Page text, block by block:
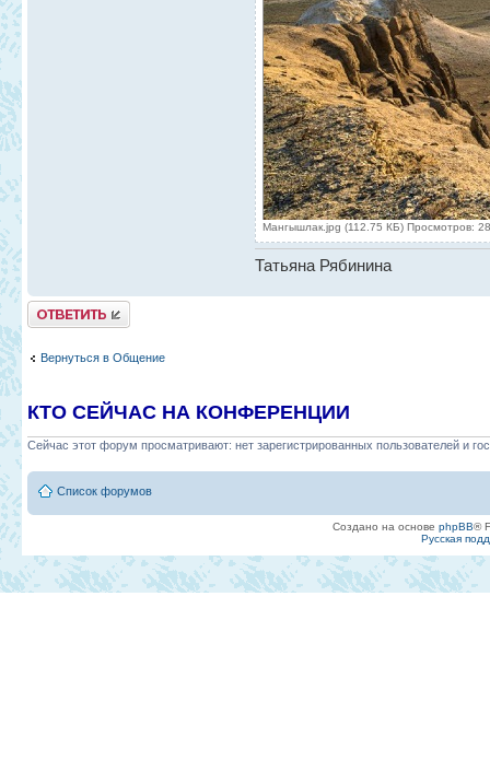
Мангышлак.jpg (112.75 КБ) Просмотров:
Татьяна Рябинина
Ответить
Вернуться в Общение
КТО СЕЙЧАС НА КОНФЕРЕНЦИИ
Сейчас этот форум просматривают: нет зарегистрированных пользователей и
Список форумов
Создано на основе phpBB®
Русская